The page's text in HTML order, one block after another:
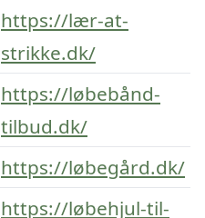
https://lær-at-
strikke.dk/
https://løbebånd-
tilbud.dk/
https://løbegård.dk/
https://løbehjul-til-